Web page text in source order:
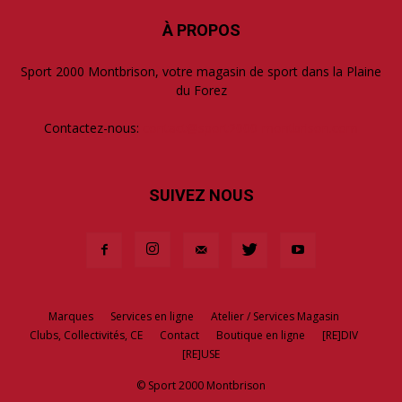
À PROPOS
Sport 2000 Montbrison, votre magasin de sport dans la Plaine
du Forez
Contactez-nous:
SUIVEZ NOUS
Marques Services en ligne
Atelier / Services Magasin
Clubs, Collectivités, CE
Contact Boutique en ligne
[RE]DIV
[RE]USE
© Sport 2000 Montbrison